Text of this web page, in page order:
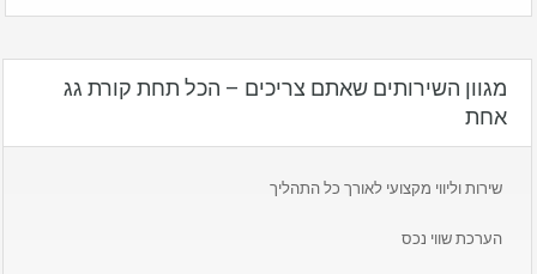
מגוון השירותים שאתם צריכים – הכל תחת קורת גג
אחת
שירות וליווי מקצועי לאורך כל התהליך
הערכת שווי נכס